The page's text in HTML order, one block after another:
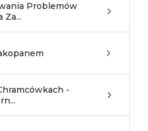
Problemów
Za...
-